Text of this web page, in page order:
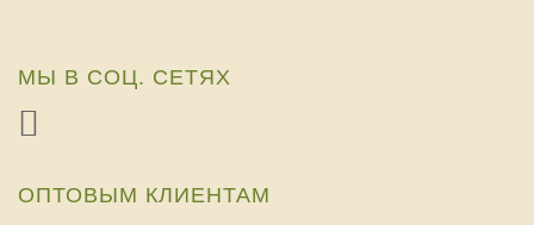
МЫ В СОЦ. СЕТЯХ
ОПТОВЫМ КЛИЕНТАМ